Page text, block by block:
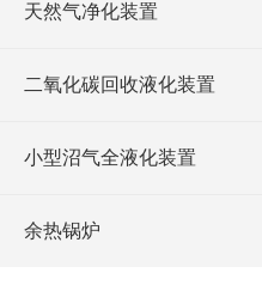
天然气净化装置
二氧化碳回收液化装置
小型沼气全液化装置
余热锅炉